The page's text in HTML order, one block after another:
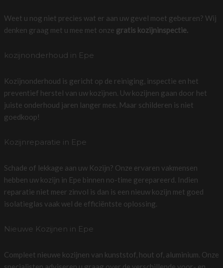
Weet u nog niet precies wat er aan uw gevel moet gebeuren? Wij
denken graag met u mee met onze gratis kozijninspectie.
kozijnonderhoud in Epe
Kozijnonderhoud is gericht op de reiniging, inspectie en het
preventief herstel van uw kozijnen. Uw kozijnen gaan door het
juiste onderhoud jaren langer mee. Maar schilderen is niet
goedkoop!
Kozijnreparatie in Epe
Schade of lekkage aan uw Kozijn? Onze ervaren vakmensen
hebben uw kozijn in Epe binnen no-time gerepareerd. Indien
reparatie niet meer zinvol is dan is een nieuw kozijn met goed
isolatieglas vaak wel de efficiëntste oplossing.
Nieuwe Kozijnen in Epe
Compleet nieuwe kozijnen van kunststof, hout of, aluminium. Onze